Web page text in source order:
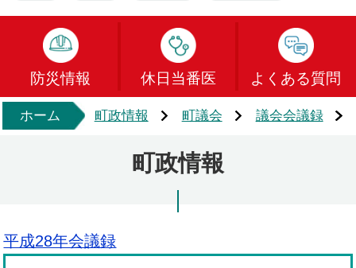
防災情報 休日当番医 よくある質問
ホーム 町政情報 町議会 議会会議録
町政情報
平成28年会議録